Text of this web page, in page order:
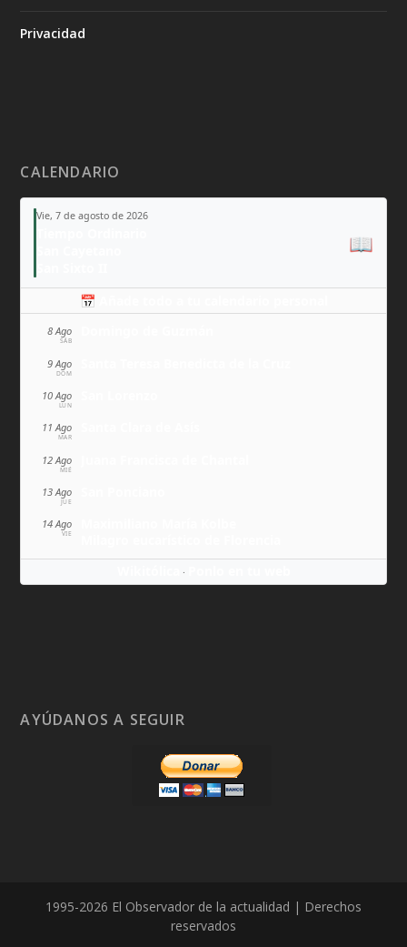
Privacidad
CALENDARIO
Vie, 7 de agosto de 2026
📖
📅 Añade todo a tu calendario personal
8 Ago
SÁB
9 Ago
DOM
10 Ago
LUN
11 Ago
MAR
12 Ago
MIÉ
13 Ago
JUE
14 Ago
VIE
·
AYÚDANOS A SEGUIR
1995-2026 El Observador de la actualidad | Derechos
reservados